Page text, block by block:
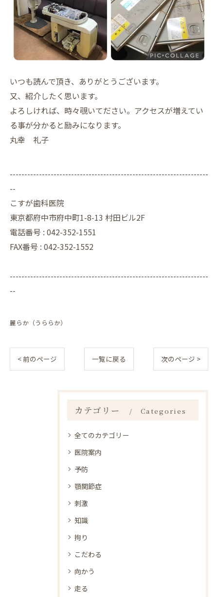
いつも読んで頂き、ありがとうございます。
又、紹介したく思います。
よろしければ、時々覗いてださい。アクセスが増えてい
る事が分かると励みになります。
丸幸 礼子
--------------------------------------------------------------------
--
こすが歯科医院
東京都府中市府中町1-8-13 村田ビル2F
電話番号 : 042-352-1551
FAX番号 : 042-352-1552
--------------------------------------------------------------------
--
麗らか（うららか）
< 前のページ 一覧に戻る 次のページ >
カテゴリー Categories
全てのカテゴリー
医院案内
予防
顎関節症
刺激
知識
拘り
こだわる
向かう
走る